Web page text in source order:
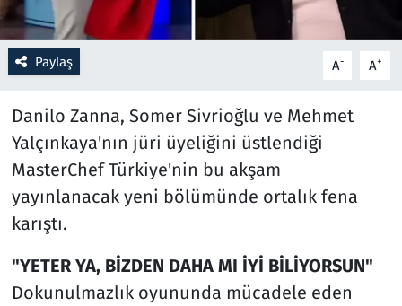
Paylaş A- A+
Danilo Zanna, Somer Sivrioğlu ve Mehmet
Yalçınkaya'nın jüri üyeliğini üstlendiği
MasterChef Türkiye'nin bu akşam
yayınlanacak yeni bölümünde ortalık fena
karıştı.
"YETER YA, BİZDEN DAHA MI İYİ BİLİYORSUN"
Dokunulmazlık oyununda mücadele eden
Savunma Sanayi
Seçim 2023
Teknoloji ve Bilim
Televizyon